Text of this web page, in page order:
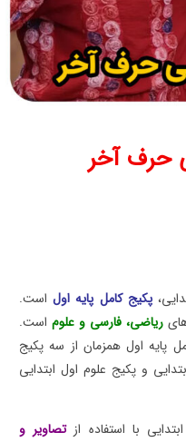
حرف آخر
پکیج کامل پایه اولاست.
ریاضی، فارسی و علوم است.
پایه اول همزمان از سه پکیج
و پکیج علوم اول ابتدایی
با استفاده ازتصاویر و